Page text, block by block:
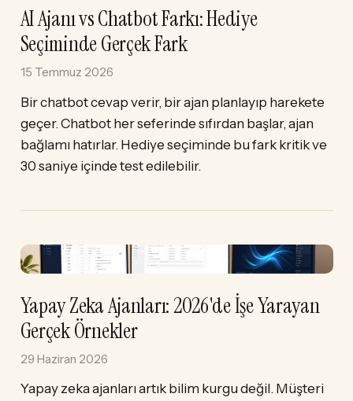
AI Ajanı vs Chatbot Farkı: Hediye
Seçiminde Gerçek Fark
15 Temmuz 2026
Bir chatbot cevap verir, bir ajan planlayıp harekete
geçer. Chatbot her seferinde sıfırdan başlar, ajan
bağlamı hatırlar. Hediye seçiminde bu fark kritik ve
30 saniye içinde test edilebilir.
Yapay Zeka Ajanları: 2026'de İşe Yarayan
Gerçek Örnekler
29 Haziran 2026
Yapay zeka ajanları artık bilim kurgu değil. Müşteri